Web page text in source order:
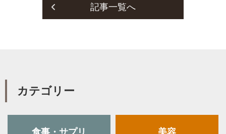
記事一覧へ
カテゴリー
食事・サプリ 美容